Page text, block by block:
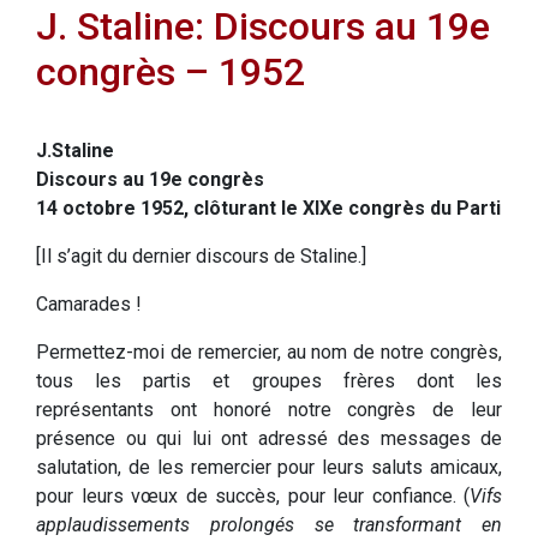
J. Staline: Discours au 19e
congrès – 1952
J.Staline
Discours au 19e congrès
14 octobre 1952, clôturant le XIXe congrès du Parti
[Il s’agit du dernier discours de Staline.]
Camarades !
Permettez-moi de remercier, au nom de notre congrès,
tous les partis et groupes frères dont les
représentants ont honoré notre congrès de leur
présence ou qui lui ont adressé des messages de
salutation, de les remercier pour leurs saluts amicaux,
pour leurs vœux de succès, pour leur confiance. (Vifs
applaudissements prolongés se transformant en